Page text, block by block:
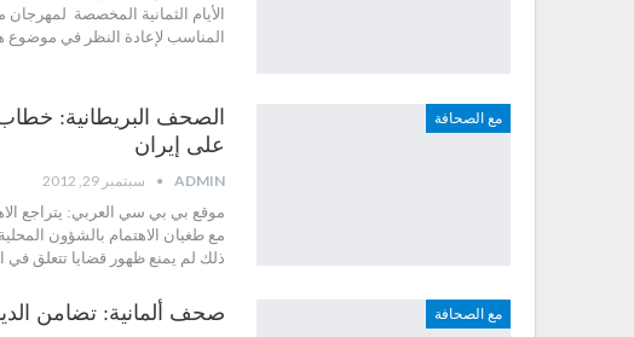
الأيام الثمانية المخصصة
المناسب لإعادة النظر في موضوع
مع الصحافة
الصحف البريطانية: خطاب
على إيران
ADMIN سبتمبر 29, 2012
موقع بي بي سي العربي: يتراجع
مع طغيان الاهتمام بالشؤون
ذلك لم يمنع ظهور قضايا تتعلق في
مع الصحافة صحف ألمانية: تضامن